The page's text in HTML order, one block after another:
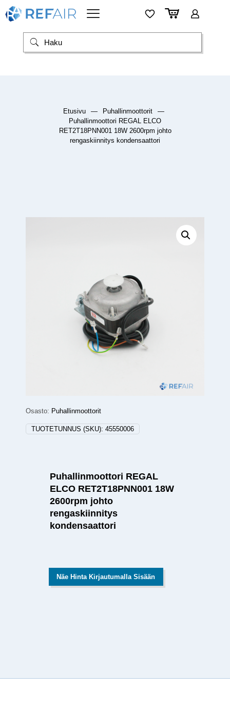
Etusivu — Puhallinmoottorit
—
Puhallinmoottori REGAL ELCO
RET2T18PNN001 18W 2600rpm johto
rengaskiinnitys kondensaattori
Osasto: Puhallinmoottorit
TUOTETUNNUS (SKU): 45550006
Puhallinmoottori REGAL
ELCO RET2T18PNN001 18W
2600rpm johto
rengaskiinnitys
kondensaattori
Näe Hinta Kirjautumalla Sisään